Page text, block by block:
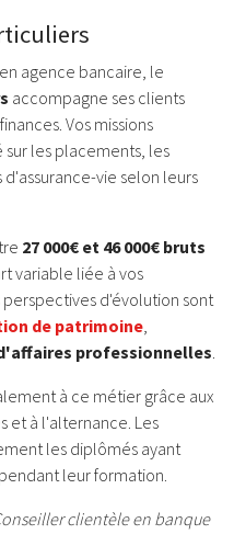
agence bancaire, le
accompagne ses clients
Vos missions
les placements, les
vie selon leurs
27 000€ et 46 000€ bruts
variable liée à vos
d'évolution sont
de patrimoine,
professionnelles.
à ce métier grâce aux
et à l'alternance. Les
les diplômés ayant
leur formation.
clientèle en banque